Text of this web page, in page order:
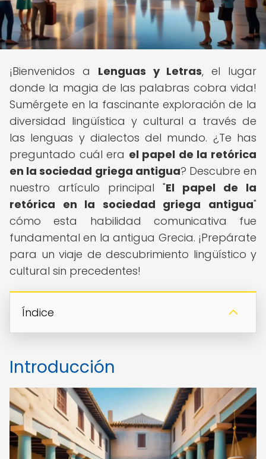
¡Bienvenidos a Lenguas y Letras, el lugar
donde la magia de las palabras cobra vida!
Sumérgete en la fascinante exploración de la
diversidad lingüística y cultural a través de
las lenguas y dialectos del mundo. ¿Te has
preguntado cuál era el papel de la retórica
en la sociedad griega antigua? Descubre en
nuestro artículo principal "El papel de la
retórica en la sociedad griega antigua"
cómo esta habilidad comunicativa fue
fundamental en la antigua Grecia. ¡Prepárate
para un viaje de descubrimiento lingüístico y
cultural sin precedentes!
Índice
Introducción